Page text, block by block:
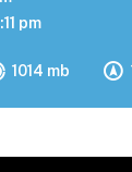
1014 mb
pm